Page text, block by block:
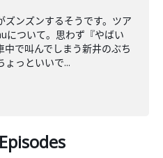
ンズンするそうです。ツア
について。思わず『やばい
で叫んでしまう新井のぶち
ょっといいで...